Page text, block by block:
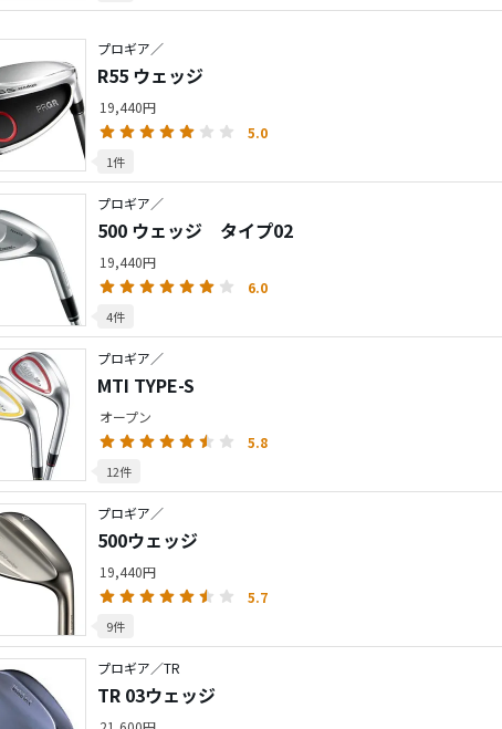
プロギア／
R55 ウェッジ
19,440円
5.0
1件
プロギア／
500 ウェッジ タイプ02
19,440円
6.0
4件
プロギア／
MTI TYPE-S
オープン
5.8
12件
プロギア／
500ウェッジ
19,440円
5.7
9件
プロギア／TR
TR 03ウェッジ